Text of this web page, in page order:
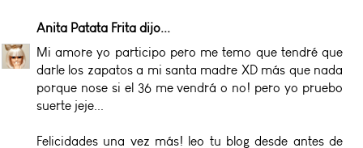
Anita Patata Frita dijo...
Mi amore yo participo pero me temo que tendré que
darle los zapatos a mi santa madre XD más que nada
porque nose si el 36 me vendrá o no! pero yo pruebo
suerte jeje...
Felicidades una vez más! leo tu blog desde antes de